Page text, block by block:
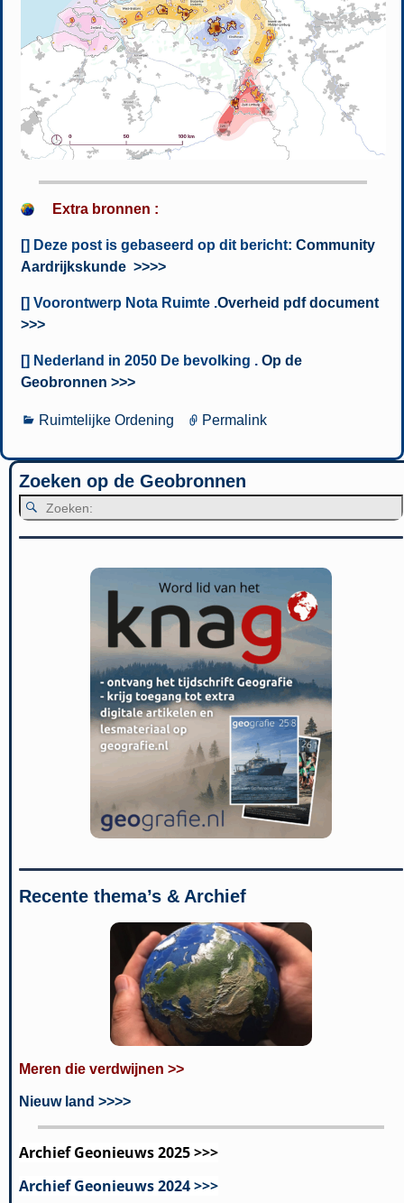
Extra bronnen :
[] Deze post is gebaseerd op dit bericht: Community
Aardrijkskunde >>>>
[] Voorontwerp Nota Ruimte .Overheid pdf document
>>>
[] Nederland in 2050 De bevolking .Op de
Geobronnen >>>
Ruimtelijke Ordening Permalink
Zoeken op de Geobronnen
Recente thema’s & Archief
Meren die verdwijnen >>
Nieuw land >>>>
Archief Geonieuws 2025 >>>
Archief Geonieuws 2024 >>>